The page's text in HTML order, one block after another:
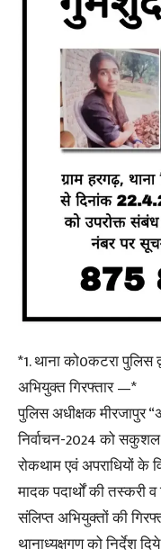
*1. थाना को0कटरा पुलिस
अभियुक्त गिरफ्तार —*
पुलिस अधीक्षक मीरजापुर
निर्वाचन-2024 को
रोकथाम एवं अपराधियों के
मादक पदार्थों की तस्करी
संलिप्त अभियुक्तों की
थानाध्यक्षगण को निर्देश